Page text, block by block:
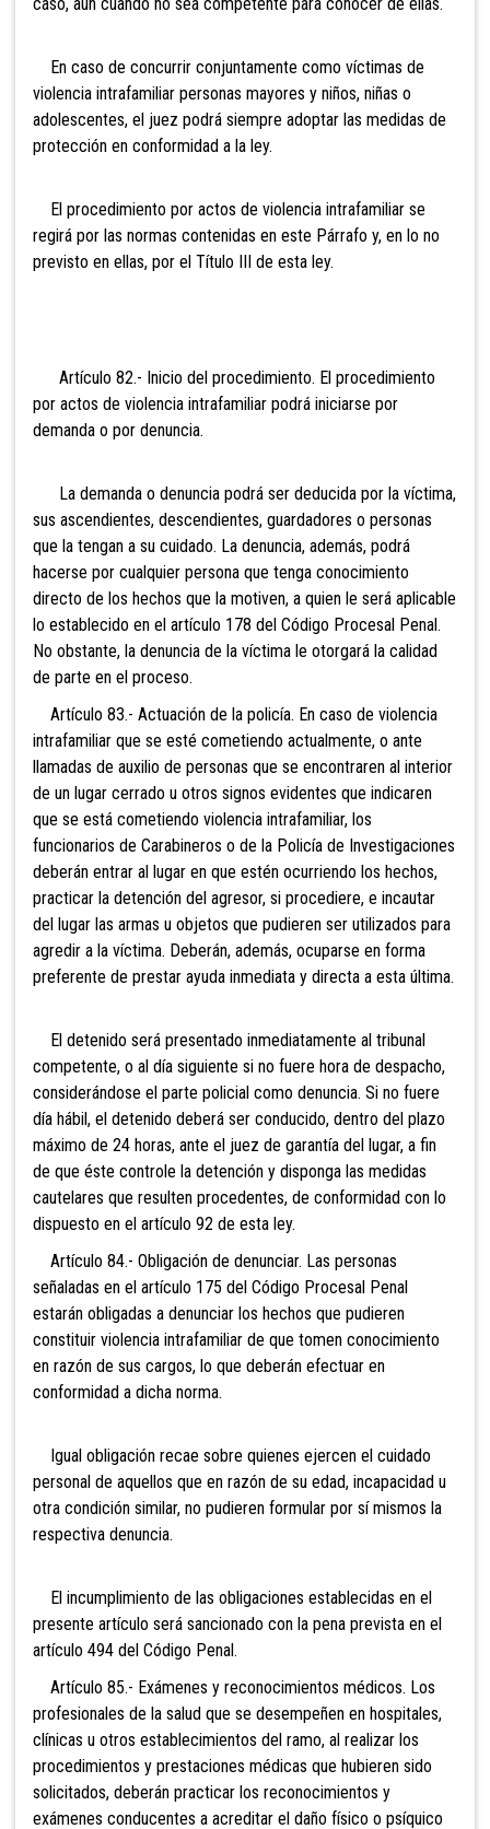
En caso de concurrir conjuntamente como víctimas de
violencia intrafamiliar personas mayores y niños, niñas o
adolescentes, el juez podrá siempre adoptar las medidas de
protección en conformidad a la ley.
El procedimiento por actos de violencia intrafamiliar se
regirá por las normas contenidas en este Párrafo y, en lo no
previsto en ellas, por el Título III de esta ley.
Artículo 82.- Inicio del procedimiento. El procedimiento
por actos de violencia intrafamiliar podrá iniciarse por
demanda o por denuncia.
La demanda o denuncia podrá ser deducida por la víctima,
sus ascendientes, descendientes, guardadores o personas
que la tengan a su cuidado. La denuncia, además, podrá
hacerse por cualquier persona que tenga conocimiento
directo de los hechos que la motiven, a quien le será aplicable
lo establecido en el artículo 178 del Código Procesal Penal.
No obstante, la denuncia de la víctima le otorgará la calidad
de parte en el proceso.
Artículo 83.- Actuación de la policía. En caso de violencia
intrafamiliar que se esté cometiendo actualmente, o ante
llamadas de auxilio de personas que se encontraren al interior
de un lugar cerrado u otros signos evidentes que indicaren
que se está cometiendo violencia intrafamiliar, los
funcionarios de Carabineros o de la Policía de Investigaciones
deberán entrar al lugar en que estén ocurriendo los hechos,
practicar la detención del agresor, si procediere, e incautar
del lugar las armas u objetos que pudieren ser utilizados para
agredir a la víctima. Deberán, además, ocuparse en forma
preferente de prestar ayuda inmediata y directa a esta última.
El detenido será presentado inmediatamente al tribunal
competente, o al día siguiente si no fuere hora de despacho,
considerándose el parte policial como denuncia. Si no fuere
día hábil, el detenido deberá ser conducido, dentro del plazo
máximo de 24 horas, ante el juez de garantía del lugar, a fin
de que éste controle la detención y disponga las medidas
cautelares que resulten procedentes, de conformidad con lo
dispuesto en el artículo 92 de esta ley.
Artículo 84.- Obligación de denunciar. Las personas
señaladas en el artículo 175 del Código Procesal Penal
estarán obligadas a denunciar los hechos que pudieren
constituir violencia intrafamiliar de que tomen conocimiento
en razón de sus cargos, lo que deberán efectuar en
conformidad a dicha norma.
Igual obligación recae sobre quienes ejercen el cuidado
personal de aquellos que en razón de su edad, incapacidad u
otra condición similar, no pudieren formular por sí mismos la
respectiva denuncia.
El incumplimiento de las obligaciones establecidas en el
presente artículo será sancionado con la pena prevista en el
artículo 494 del Código Penal.
Artículo 85.- Exámenes y reconocimientos médicos. Los
profesionales de la salud que se desempeñen en hospitales,
clínicas u otros establecimientos del ramo, al realizar los
procedimientos y prestaciones médicas que hubieren sido
solicitados, deberán practicar los reconocimientos y
exámenes conducentes a acreditar el daño físico o psíquico